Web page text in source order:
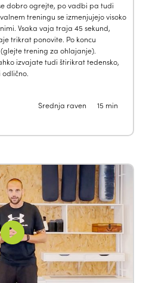
dobro ogrejte, po vadbi pa tudi
treningu se izmenjujejo visoko
Vsaka vaja traja 45 sekund,
trikrat ponovite. Po koncu
trening za ohlajanje).
izvajate tudi štirikrat tedensko,
Srednja raven 15 min